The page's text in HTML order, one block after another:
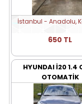
İstanbul - Anadolu,
650 TL
HYUNDAI İ20 1.4
OTOMATİK